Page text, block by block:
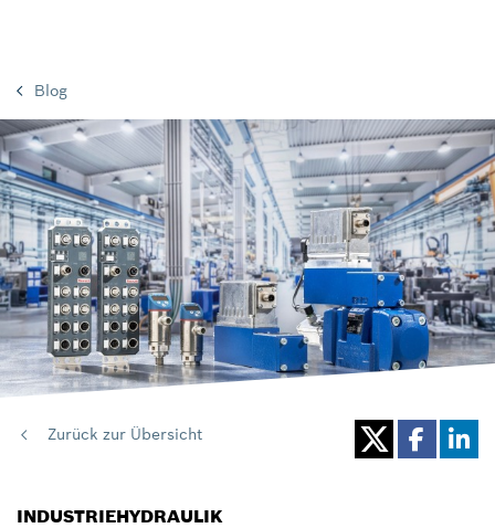
Blog
Zurück zur Übersicht
INDUSTRIEHYDRAULIK